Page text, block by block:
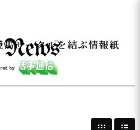
馬サークルを結ぶ情報紙